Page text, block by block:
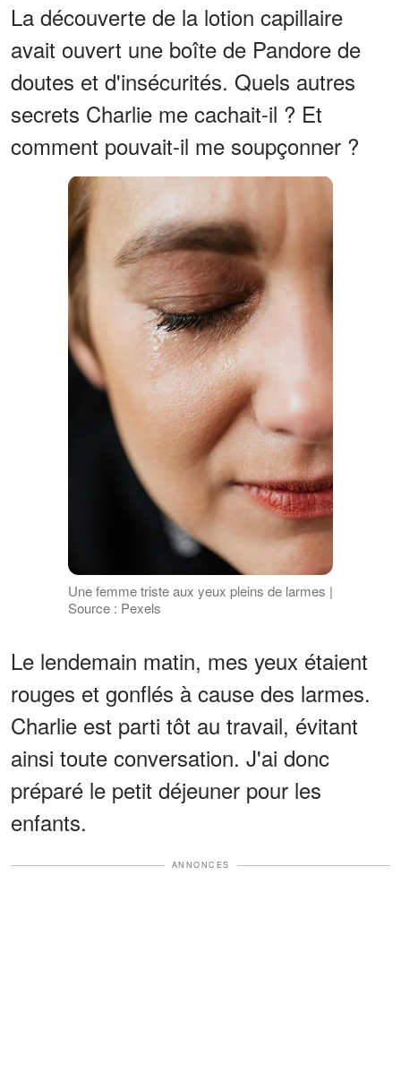
La découverte de la lotion capillaire
avait ouvert une boîte de Pandore de
doutes et d'insécurités. Quels autres
secrets Charlie me cachait-il ? Et
comment pouvait-il me soupçonner ?
Une femme triste aux yeux pleins de larmes |
Source : Pexels
Le lendemain matin, mes yeux étaient
rouges et gonflés à cause des larmes.
Charlie est parti tôt au travail, évitant
ainsi toute conversation. J'ai donc
préparé le petit déjeuner pour les
enfants.
ANNONCES